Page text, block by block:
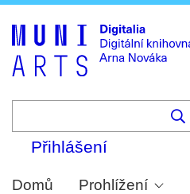
Přihlášení
Domů Prohlížení